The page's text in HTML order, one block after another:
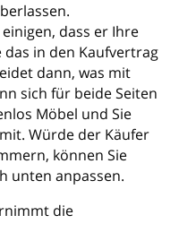
dass er Ihre
in den Kaufvertrag
dann, was mit
sich für beide Seiten
Möbel und Sie
Würde der Käufer
können Sie
unten anpassen.
die